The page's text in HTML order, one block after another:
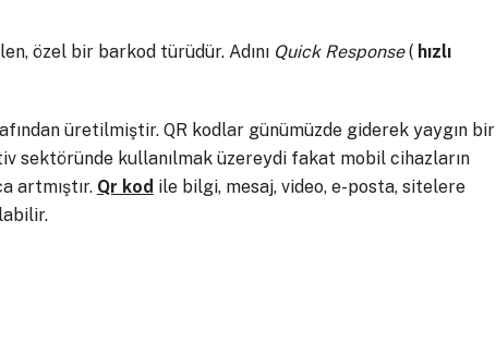
özel bir barkod türüdür. Adını Quick Response( hızlı
üretilmiştir. QR kodlar günümüzde giderek yaygın bir
sektöründe kullanılmak üzereydi fakat mobil cihazların
artmıştır. Qr kod ile bilgi, mesaj, video, e-posta, sitelere